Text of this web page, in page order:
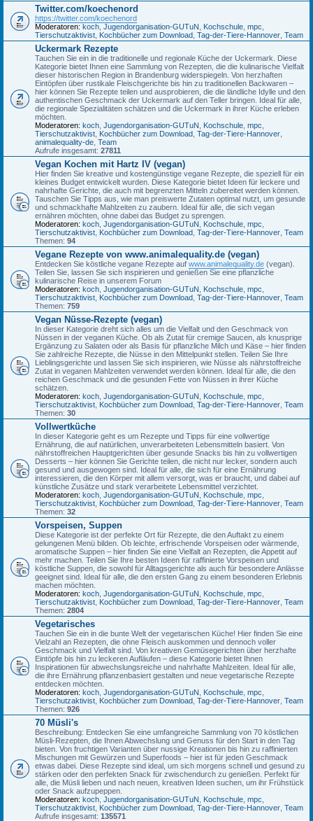
Twitter.com/koechenord
https://twitter.com/koechenord
Moderatoren: koch Jugendorganisation-GUTuN Kochschule mpc
Tierschutzaktivist Kochbücher zum Download Tag-der-Tiere-Hannover Team
Uckermark Rezepte
Tauchen Sie ein in die traditionelle und regionale Küche der Uckermark. Diese
Kategorie bietet Ihnen eine Sammlung von Rezepten, die die kulinarische Vielfalt
dieser historischen Region in Brandenburg widerspiegeln. Von herzhaften
Eintöpfen über rustikale Fleischgerichte bis hin zu traditionellen Backwaren –
hier können Sie Rezepte teilen und ausprobieren, die die ländliche Idylle und den
authentischen Geschmack der Uckermark auf den Teller bringen. Ideal für alle,
die regionale Spezialitäten schätzen und die Uckermark in ihrer Küche erleben
möchten.
Moderatoren: koch Jugendorganisation-GUTuN Kochschule mpc
Tierschutzaktivist Kochbücher zum Download Tag-der-Tiere-Hannover
animalequality-de Team
Aufrufe insgesamt: 27811
Vegan Kochen mit Hartz IV (vegan)
Hier finden Sie kreative und kostengünstige vegane Rezepte, die speziell für ein
kleines Budget entwickelt wurden. Diese Kategorie bietet Ideen für leckere und
nahrhafte Gerichte, die auch mit begrenzten Mitteln zubereitet werden können.
Tauschen Sie Tipps aus, wie man preiswerte Zutaten optimal nutzt, um gesunde
und schmackhafte Mahlzeiten zu zaubern. Ideal für alle, die sich vegan
ernähren möchten, ohne dabei das Budget zu sprengen.
Moderatoren: koch Jugendorganisation-GUTuN Kochschule mpc
Tierschutzaktivist Kochbücher zum Download Tag-der-Tiere-Hannover Team
Themen: 94
Vegane Rezepte von www.animalequality.de (vegan)
Entdecken Sie köstliche vegane Rezepte auf www.animalequality.de (vegan).
Teilen Sie, lassen Sie sich inspirieren und genießen Sie eine pflanzliche
kulinarische Reise in unserem Forum
Moderatoren: koch Jugendorganisation-GUTuN Kochschule mpc
Tierschutzaktivist Kochbücher zum Download Tag-der-Tiere-Hannover Team
Themen: 759
Vegan Nüsse-Rezepte (vegan)
In dieser Kategorie dreht sich alles um die Vielfalt und den Geschmack von
Nüssen in der veganen Küche. Ob als Zutat für cremige Saucen, als knusprige
Ergänzung zu Salaten oder als Basis für pflanzliche Milch und Käse – hier finden
Sie zahlreiche Rezepte, die Nüsse in den Mittelpunkt stellen. Teilen Sie Ihre
Lieblingsgerichte und lassen Sie sich inspirieren, wie Nüsse als nährstoffreiche
Zutat in veganen Mahlzeiten verwendet werden können. Ideal für alle, die den
reichen Geschmack und die gesunden Fette von Nüssen in ihrer Küche
schätzen.
Moderatoren: koch Jugendorganisation-GUTuN Kochschule mpc
Tierschutzaktivist Kochbücher zum Download Tag-der-Tiere-Hannover Team
Themen: 30
Vollwertküche
In dieser Kategorie geht es um Rezepte und Tipps für eine vollwertige
Ernährung, die auf natürlichen, unverarbeiteten Lebensmitteln basiert. Von
nährstoffreichen Hauptgerichten über gesunde Snacks bis hin zu vollwertigen
Desserts – hier können Sie Gerichte teilen, die nicht nur lecker, sondern auch
gesund und ausgewogen sind. Ideal für alle, die sich für eine Ernährung
interessieren, die den Körper mit allem versorgt, was er braucht, und dabei auf
künstliche Zusätze und stark verarbeitete Lebensmittel verzichtet.
Moderatoren: koch Jugendorganisation-GUTuN Kochschule mpc
Tierschutzaktivist Kochbücher zum Download Tag-der-Tiere-Hannover Team
Themen: 32
Vorspeisen, Suppen
Diese Kategorie ist der perfekte Ort für Rezepte, die den Auftakt zu einem
gelungenen Menü bilden. Ob leichte, erfrischende Vorspeisen oder wärmende,
aromatische Suppen – hier finden Sie eine Vielfalt an Rezepten, die Appetit auf
mehr machen. Teilen Sie Ihre besten Ideen für raffinierte Vorspeisen und
köstliche Suppen, die sowohl für Alltagsgerichte als auch für besondere Anlässe
geeignet sind. Ideal für alle, die den ersten Gang zu einem besonderen Erlebnis
machen möchten.
Moderatoren: koch Jugendorganisation-GUTuN Kochschule mpc
Tierschutzaktivist Kochbücher zum Download Tag-der-Tiere-Hannover Team
Themen: 2804
Vegetarisches
Tauchen Sie ein in die bunte Welt der vegetarischen Küche! Hier finden Sie eine
Vielzahl an Rezepten, die ohne Fleisch auskommen und dennoch voller
Geschmack und Vielfalt sind. Von kreativen Gemüsegerichten über herzhafte
Eintöpfe bis hin zu leckeren Aufläufen – diese Kategorie bietet Ihnen
Inspirationen für abwechslungsreiche und nahrhafte Mahlzeiten. Ideal für alle,
die ihre Ernährung pflanzenbasiert gestalten und neue vegetarische Rezepte
entdecken möchten.
Moderatoren: koch Jugendorganisation-GUTuN Kochschule mpc
Tierschutzaktivist Kochbücher zum Download Tag-der-Tiere-Hannover Team
Themen: 926
70 Müsli's
Beschreibung: Entdecken Sie eine umfangreiche Sammlung von 70 köstlichen
Müsli-Rezepten, die Ihnen Abwechslung und Genuss für den Start in den Tag
bieten. Von fruchtigen Varianten über nussige Kreationen bis hin zu raffinierten
Mischungen mit Gewürzen und Superfoods – hier ist für jeden Geschmack
etwas dabei. Diese Rezepte sind ideal, um sich morgens schnell und gesund zu
stärken oder den perfekten Snack für zwischendurch zu genießen. Perfekt für
alle, die Müsli lieben und nach neuen, kreativen Ideen suchen, um ihr Frühstück
oder Snack aufzupeppen.
Moderatoren: koch Jugendorganisation-GUTuN Kochschule mpc
Tierschutzaktivist Kochbücher zum Download Tag-der-Tiere-Hannover Team
Aufrufe insgesamt: 135571